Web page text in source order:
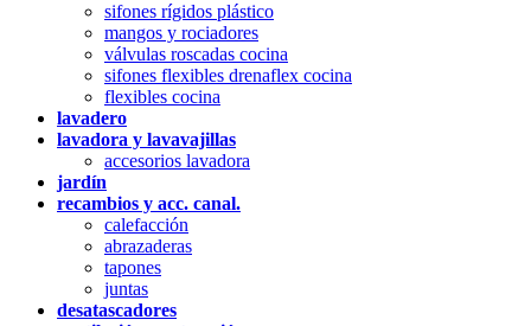
sifones rígidos plástico
mangos y rociadores
válvulas roscadas cocina
sifones flexibles drenaflex cocina
flexibles cocina
lavadero
lavadora y lavavajillas
accesorios lavadora
jardín
recambios y acc. canal.
calefacción
abrazaderas
tapones
juntas
desatascadores